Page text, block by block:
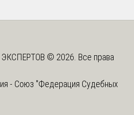
© 2026. Все права
- Союз "Федерация Судебных